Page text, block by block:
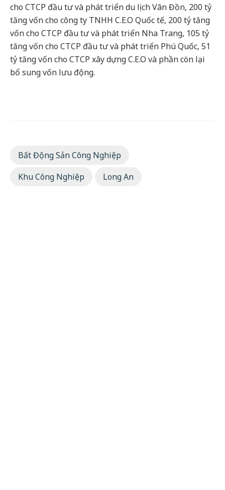
cho CTCP đầu tư và phát triển du lịch Vân Đồn, 200 tỷ
tăng vốn cho công ty TNHH C.E.O Quốc tế, 200 tỷ tăng
vốn cho CTCP đầu tư và phát triển Nha Trang, 105 tỷ
tăng vốn cho CTCP đầu tư và phát triển Phú Quốc, 51
tỷ tăng vốn cho CTCP xây dựng C.E.O và phần còn lại
bổ sung vốn lưu động.
Bất Động Sản Công Nghiệp
Khu Công Nghiệp
Long An